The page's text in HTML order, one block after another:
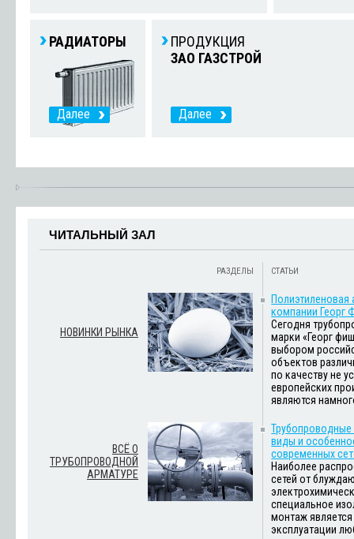
РАДИАТОРЫ
Далее
ПРОДУКЦИЯ
ЗАО ГАЗСТРОЙ
Далее
ЧИТАЛЬНЫЙ ЗАЛ
РАЗДЕЛЫ СТАТЬИ
НОВИНКИ РЫНКА
Полиэтиленовая
компании Георг
Сегодня
марки «Георг
выбором
объектов
по качеству не
европейских
являются
ВСЁ О
ТРУБОПРОВОДНОЙ
АРМАТУРЕ
виды и
современных
Наиболее
сетей от
специальное
монтаж
эксплуатации